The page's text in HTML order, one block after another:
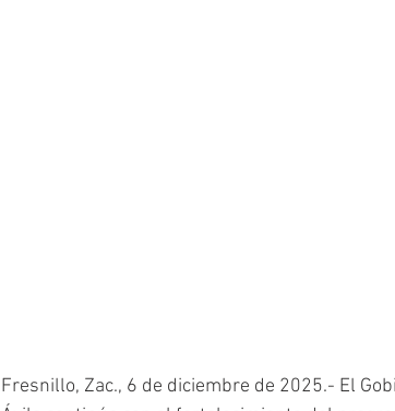
Fresnillo, Zac., 6 de diciembre de 2025.- El